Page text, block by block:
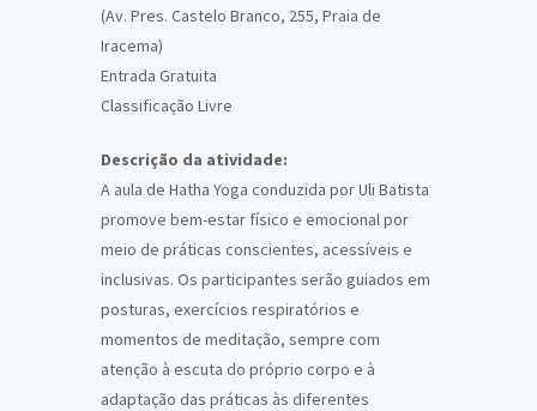
(Av. Pres. Castelo Branco, 255, Praia de
Iracema)
Entrada Gratuita
Classificação Livre
Descrição da atividade:
A aula de Hatha Yoga conduzida por Uli Batista
promove bem-estar físico e emocional por
meio de práticas conscientes, acessíveis e
inclusivas. Os participantes serão guiados em
posturas, exercícios respiratórios e
momentos de meditação, sempre com
atenção à escuta do próprio corpo e à
adaptação das práticas às diferentes